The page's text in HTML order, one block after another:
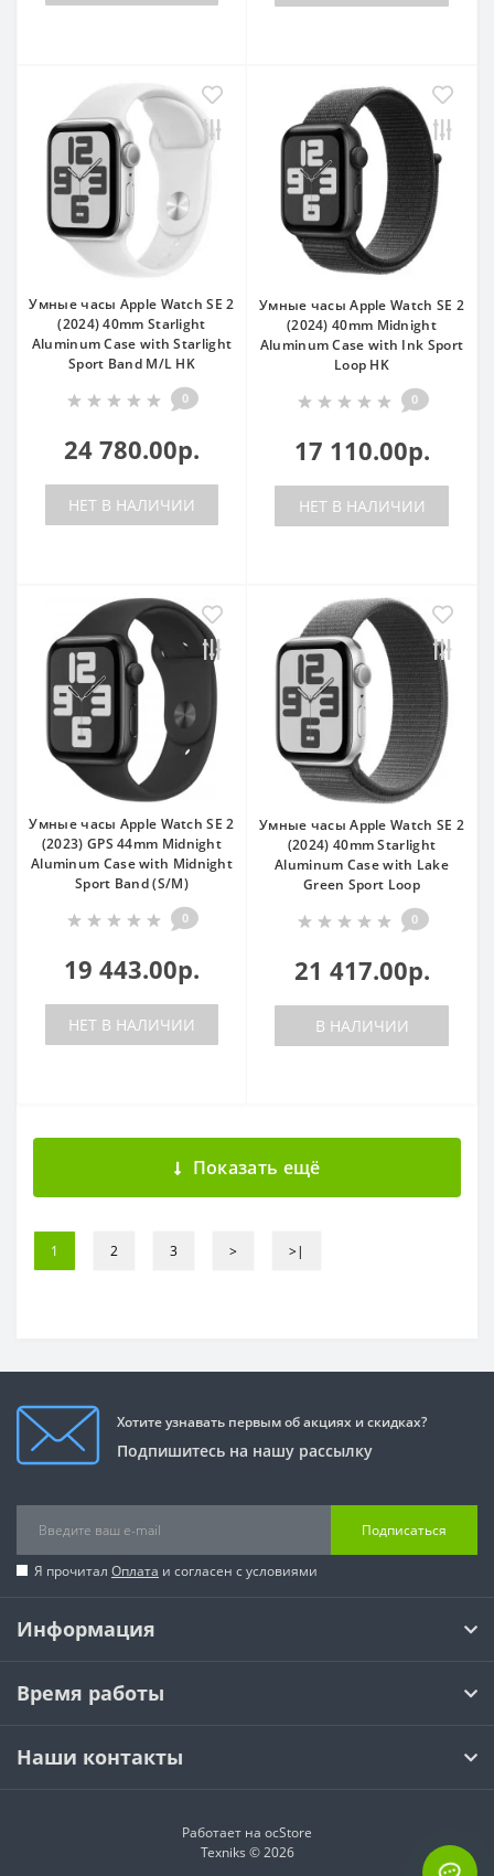
Умные часы Apple Watch SE 2
(2024) 40mm Starlight
Aluminum Case with Starlight
Sport Band M/L HK
0
24 780.00р.
НЕТ В НАЛИЧИИ
Умные часы Apple Watch SE 2
(2024) 40mm Midnight
Aluminum Case with Ink Sport
Loop HK
0
17 110.00р.
НЕТ В НАЛИЧИИ
Умные часы Apple Watch SE 2
(2023) GPS 44mm Midnight
Aluminum Case with Midnight
Sport Band (S/M)
0
19 443.00р.
НЕТ В НАЛИЧИИ
Умные часы Apple Watch SE 2
(2024) 40mm Starlight
Aluminum Case with Lake
Green Sport Loop
0
21 417.00р.
В НАЛИЧИИ
Показать ещё
1 2 3 > >|
Хотите узнавать первым об акциях и скидках?
Подпишитесь на нашу рассылку
Подписаться
Я прочитал Оплата и согласен с условиями
Информация
Время работы
Наши контакты
Работает на ocStore
Texniks © 2026